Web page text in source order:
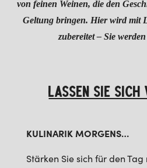
von feinen Weinen, die den
Geltung bringen. Hier wird mit
zubereitet – Sie
LASSEN SIE SICH
KULINARIK MORGENS…
Stärken Sie sich für den